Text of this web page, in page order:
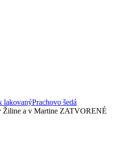
lakovanýPrachovo šedá
Žiline a v Martine ZATVORENÉ